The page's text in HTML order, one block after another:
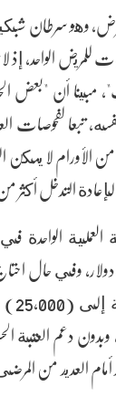
وهو سرطان
للمريض الواحد،
تبعا لفحوصات
لا يمكن
التدخل أكثر
الواحدة في
6,000 ) دولار،
دعم العتبة
أمام العديد من